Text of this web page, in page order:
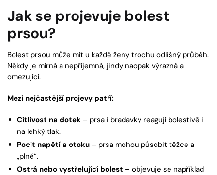
Jak se projevuje bolest
prsou?
Bolest prsou může mít u každé ženy trochu odlišný průběh.
Někdy je mírná a nepříjemná, jindy naopak výrazná a
omezující.
Mezi nejčastější projevy patří:
Citlivost na dotek – prsa i bradavky reagují bolestivě i
na lehký tlak.
Pocit napětí a otoku – prsa mohou působit těžce a
„plně“.
Ostrá nebo vystřelující bolest – objevuje se například